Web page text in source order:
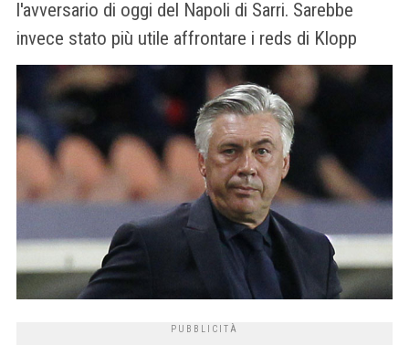
l'avversario di oggi del Napoli di Sarri. Sarebbe
invece stato più utile affrontare i reds di Klopp